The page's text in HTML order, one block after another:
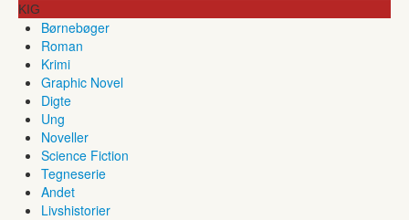
KIG
Børnebøger
Roman
Krimi
Graphic Novel
Digte
Ung
Noveller
Science Fiction
Tegneserie
Andet
Livshistorier